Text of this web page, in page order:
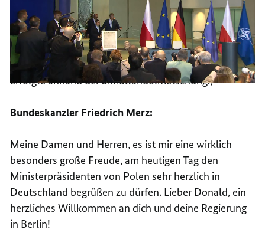
Ministerpräsidenten
der
Republik
Polen,
Donald
Tusk
Lesen Sie hier die Mitschrift der
Pressekonferenz:
(Die Protokollierung des fremdsprachlichen Teils
erfolgte anhand der Simultandolmetschung.)
Bundeskanzler Friedrich Merz:
Meine Damen und Herren, es ist mir eine wirklich
besonders große Freude, am heutigen Tag den
Ministerpräsidenten von Polen sehr herzlich in
Deutschland begrüßen zu dürfen. Lieber Donald, ein
herzliches Willkommen an dich und deine Regierung
in Berlin!